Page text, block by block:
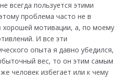
всегда пользуется этими
проблема часто не в
хорошей мотивации, а, по моему
И все эти
опыта я давно убедился,
вес, то он этим самым
человек избегает или к чему